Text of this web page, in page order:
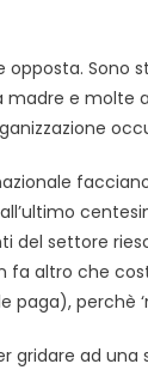
Sono
madre e
del settore
altro che
perchè
ad